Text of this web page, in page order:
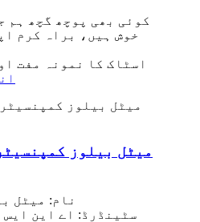
کوئی بھی پوچھ گچھ ہم
خوش ہیں، براہ کرم
اسٹاک کا نمونہ مفت
میٹل بیلوز
نام: میٹل
سٹینڈرڈ: اے این ایس